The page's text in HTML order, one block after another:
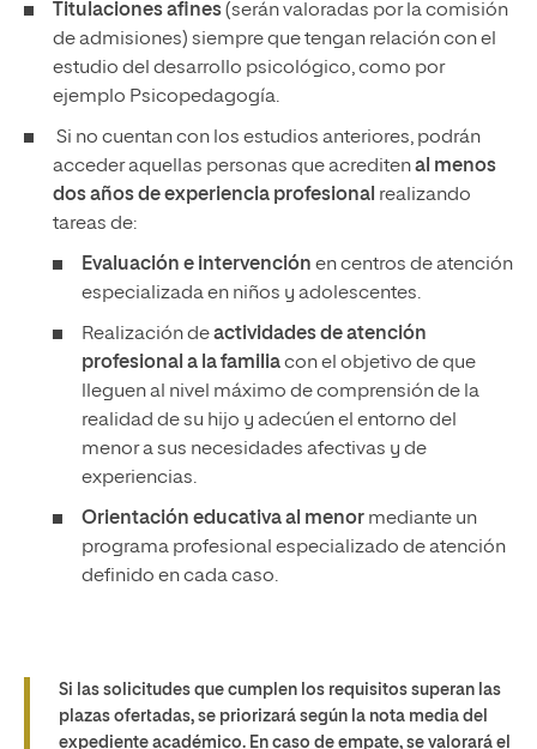
Titulaciones afines(serán valoradas por la comisión
de admisiones) siempre que tengan relación con el
estudio del desarrollo psicológico, como por
ejemplo Psicopedagogía.
Si no cuentan con los estudios anteriores, podrán
acceder aquellas personas que acreditenal menos
dos años de experiencia profesional realizando
tareas de:
Evaluación e intervención en centros de atención
especializada en niños y adolescentes.
Realización deactividades de atención
profesional a la familiacon el objetivo de que
lleguen al nivel máximo de comprensión de la
realidad de su hijo y adecúen el entorno del
menor a sus necesidades afectivas y de
experiencias.
Orientación educativa al menor mediante un
programa profesional especializado de atención
definido en cada caso.
Si las solicitudes que cumplen los requisitos superan las
plazas ofertadas, se priorizará según la nota media del
expediente académico. En caso de empate, se valorará el